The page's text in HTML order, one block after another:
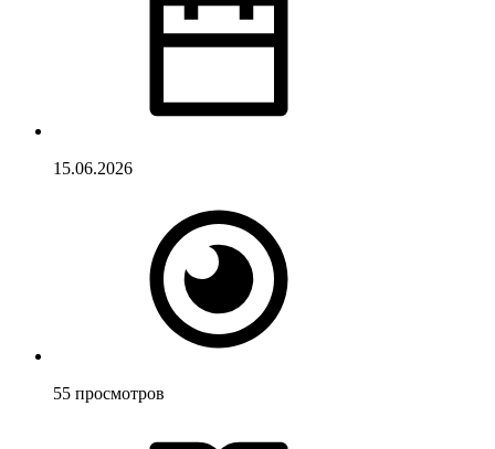
15.06.2026
55 просмотров